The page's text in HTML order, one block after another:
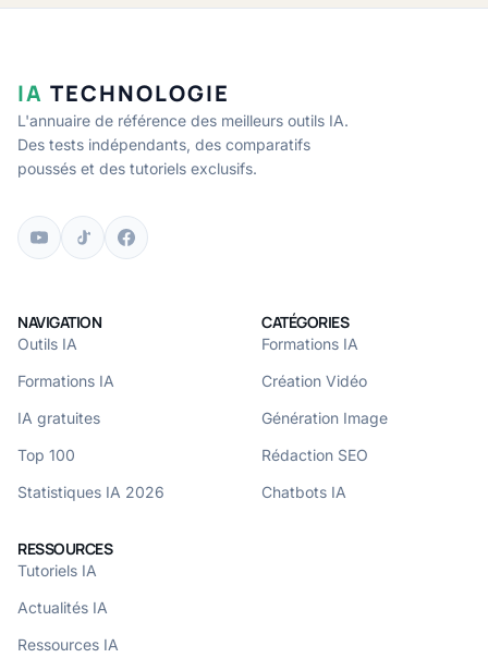
IA TECHNOLOGIE
L'annuaire de référence des meilleurs outils IA.
Des tests indépendants, des comparatifs
poussés et des tutoriels exclusifs.
NAVIGATION
Outils IA
Formations IA
IA gratuites
Top 100
Statistiques IA 2026
CATÉGORIES
Formations IA
Création Vidéo
Génération Image
Rédaction SEO
Chatbots IA
RESSOURCES
Tutoriels IA
Actualités IA
Ressources IA